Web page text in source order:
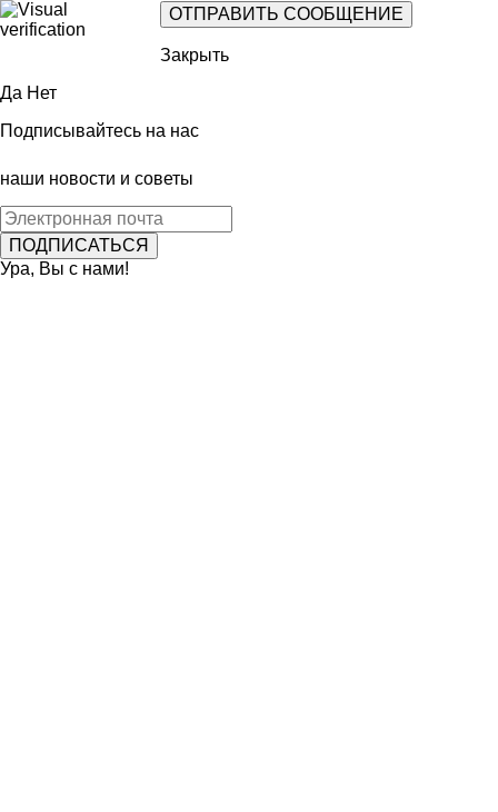
Закрыть
Да Нет
Подписывайтесь на нас
наши новости и советы
Ура, Вы с нами!